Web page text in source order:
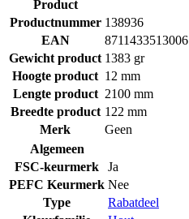
Product
Productnummer 138936
EAN
8711433513006
Gewicht product 1383 gr
Hoogte product 12 mm
Lengte product 2100 mm
Breedte product 122 mm
Merk
Geen
Algemeen
FSC-keurmerk
Ja
PEFC Keurmerk Nee
Type
Rabatdeel